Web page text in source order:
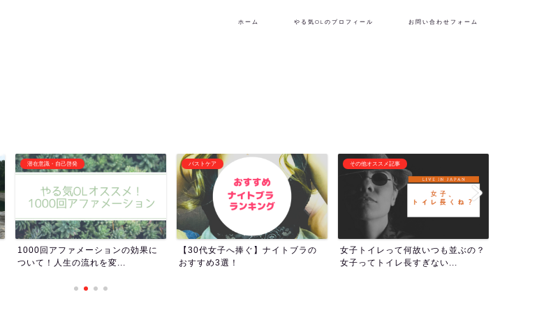
ホーム やる気OLのプロフィール お問い合わせフォーム
バストケア
【30代女子へ捧ぐ】ナイトブラの
おすすめ3選！
その他オススメ記事
女子トイレって何故いつも並ぶの？
女子ってトイレ長すぎない...
フリーランス生活
『理想の自分を貫くために生き
る！』やる気OLのプロフィー...